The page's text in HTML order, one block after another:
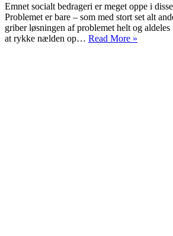
Emnet socialt bedrageri er meget oppe i
Problemet er bare – som med stort set alt
griber løsningen af problemet helt og
at rykke nælden op… Read More »